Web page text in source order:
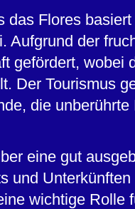
das Flores
Aufgrund der
gefördert, wobei
Der Tourismus
die
eine gut
und
wichtige Rolle